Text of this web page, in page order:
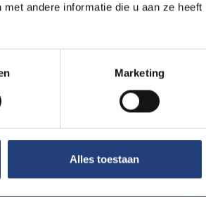
andere informatie die u aan ze heeft
Marketing
Alles toestaan